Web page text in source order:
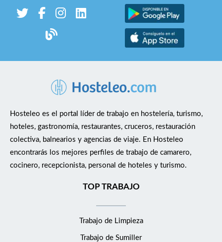
Hosteleo es el portal líder de trabajo en hostelería, turismo,
hoteles, gastronomía, restaurantes, cruceros, restauración
colectiva, balnearios y agencias de viaje. En Hosteleo
encontrarás los mejores perfiles de trabajo de camarero,
cocinero, recepcionista, personal de hoteles y turismo.
TOP TRABAJO
Trabajo de Limpieza
Trabajo de Sumiller